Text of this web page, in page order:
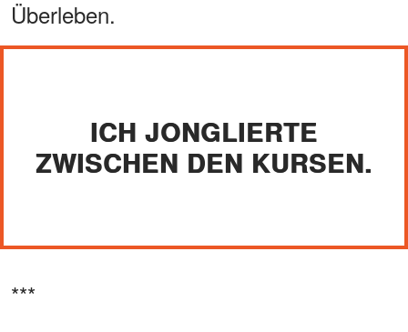
Überleben.
ICH JONGLIERTE
ZWISCHEN DEN KURSEN.
***